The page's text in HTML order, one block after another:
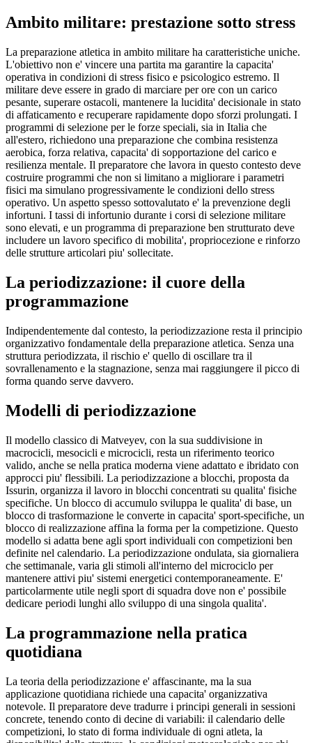
Ambito militare: prestazione sotto stress
La preparazione atletica in ambito militare ha caratteristiche uniche.
L'obiettivo non e' vincere una partita ma garantire la capacita'
operativa in condizioni di stress fisico e psicologico estremo. Il
militare deve essere in grado di marciare per ore con un carico
pesante, superare ostacoli, mantenere la lucidita' decisionale in stato
di affaticamento e recuperare rapidamente dopo sforzi prolungati. I
programmi di selezione per le forze speciali, sia in Italia che
all'estero, richiedono una preparazione che combina resistenza
aerobica, forza relativa, capacita' di sopportazione del carico e
resilienza mentale. Il preparatore che lavora in questo contesto deve
costruire programmi che non si limitano a migliorare i parametri
fisici ma simulano progressivamente le condizioni dello stress
operativo. Un aspetto spesso sottovalutato e' la prevenzione degli
infortuni. I tassi di infortunio durante i corsi di selezione militare
sono elevati, e un programma di preparazione ben strutturato deve
includere un lavoro specifico di mobilita', propriocezione e rinforzo
delle strutture articolari piu' sollecitate.
La periodizzazione: il cuore della
programmazione
Indipendentemente dal contesto, la periodizzazione resta il principio
organizzativo fondamentale della preparazione atletica. Senza una
struttura periodizzata, il rischio e' quello di oscillare tra il
sovrallenamento e la stagnazione, senza mai raggiungere il picco di
forma quando serve davvero.
Modelli di periodizzazione
Il modello classico di Matveyev, con la sua suddivisione in
macrocicli, mesocicli e microcicli, resta un riferimento teorico
valido, anche se nella pratica moderna viene adattato e ibridato con
approcci piu' flessibili. La periodizzazione a blocchi, proposta da
Issurin, organizza il lavoro in blocchi concentrati su qualita' fisiche
specifiche. Un blocco di accumulo sviluppa le qualita' di base, un
blocco di trasformazione le converte in capacita' sport-specifiche, un
blocco di realizzazione affina la forma per la competizione. Questo
modello si adatta bene agli sport individuali con competizioni ben
definite nel calendario. La periodizzazione ondulata, sia giornaliera
che settimanale, varia gli stimoli all'interno del microciclo per
mantenere attivi piu' sistemi energetici contemporaneamente. E'
particolarmente utile negli sport di squadra dove non e' possibile
dedicare periodi lunghi allo sviluppo di una singola qualita'.
La programmazione nella pratica
quotidiana
La teoria della periodizzazione e' affascinante, ma la sua
applicazione quotidiana richiede una capacita' organizzativa
notevole. Il preparatore deve tradurre i principi generali in sessioni
concrete, tenendo conto di decine di variabili: il calendario delle
competizioni, lo stato di forma individuale di ogni atleta, la